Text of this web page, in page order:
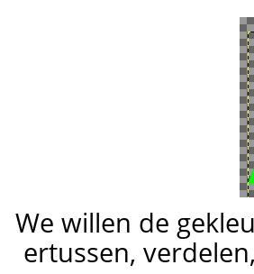
We willen de
ertussen,